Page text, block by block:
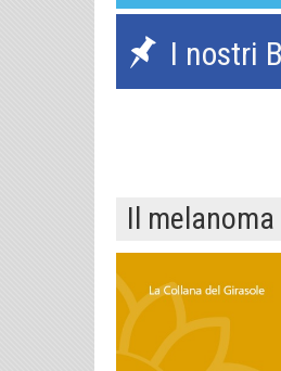
I nostri
Il